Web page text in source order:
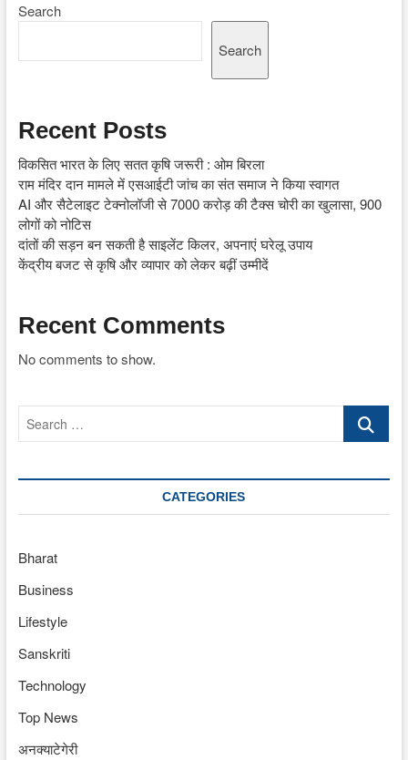
Search
Search
Recent Posts
विकसित भारत के लिए सतत कृषि जरूरी : ओम बिरला
राम मंदिर दान मामले में एसआईटी जांच का संत समाज ने किया स्वागत
AI और सैटेलाइट टेक्नोलॉजी से 7000 करोड़ की टैक्स चोरी का खुलासा, 900
लोगों को नोटिस
दांतों की सड़न बन सकती है साइलेंट किलर, अपनाएं घरेलू उपाय
केंद्रीय बजट से कृषि और व्यापार को लेकर बढ़ीं उम्मीदें
Recent Comments
No comments to show.
Search
CATEGORIES
Bharat
Business
Lifestyle
Sanskriti
Technology
Top News
अनक्याटेगेरी